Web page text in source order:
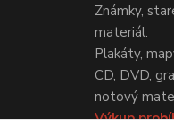
Známky,
materiál.
Plakáty,
CD, DVD,
notový
Výkup